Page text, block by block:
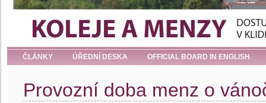
ČLÁNKY ÚŘEDNÍ DESKA OFFICIAL BOARD IN ENGLISH
Provozní doba menz o